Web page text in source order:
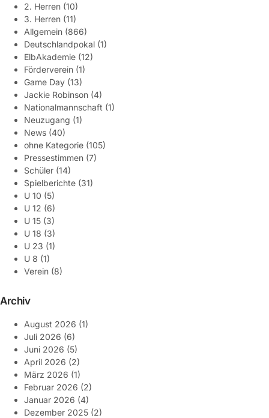
2. Herren (10)
3. Herren (11)
Allgemein (866)
Deutschlandpokal (1)
ElbAkademie (12)
Förderverein (1)
Game Day (13)
Jackie Robinson (4)
Nationalmannschaft (1)
Neuzugang (1)
News (40)
ohne Kategorie (105)
Pressestimmen (7)
Schüler (14)
Spielberichte (31)
U 10 (5)
U 12 (6)
U 15 (3)
U 18 (3)
U 23 (1)
U 8 (1)
Verein (8)
Archiv
August 2026 (1)
Juli 2026 (6)
Juni 2026 (5)
April 2026 (2)
März 2026 (1)
Februar 2026 (2)
Januar 2026 (4)
Dezember 2025 (2)